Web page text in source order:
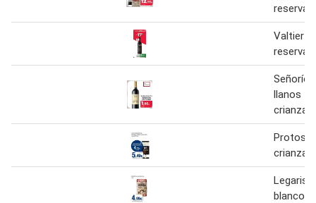
reserva
Valtier -
reserva
Señorío
llanos -
crianza
Protos -
crianza
Legaris
blanco